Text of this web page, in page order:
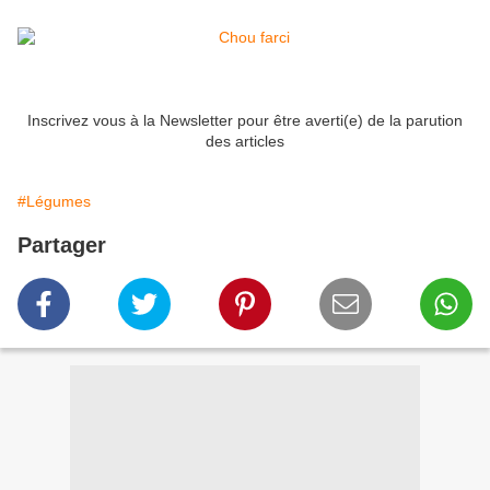
Inscrivez vous à la Newsletter pour être averti(e) de la parution
des articles
#Légumes
Partager